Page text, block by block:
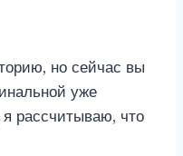
но сейчас вы
уже
рассчитываю, что